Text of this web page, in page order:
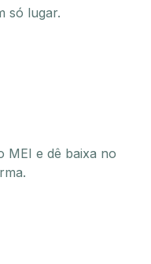
só lugar.
MEI e dê baixa no